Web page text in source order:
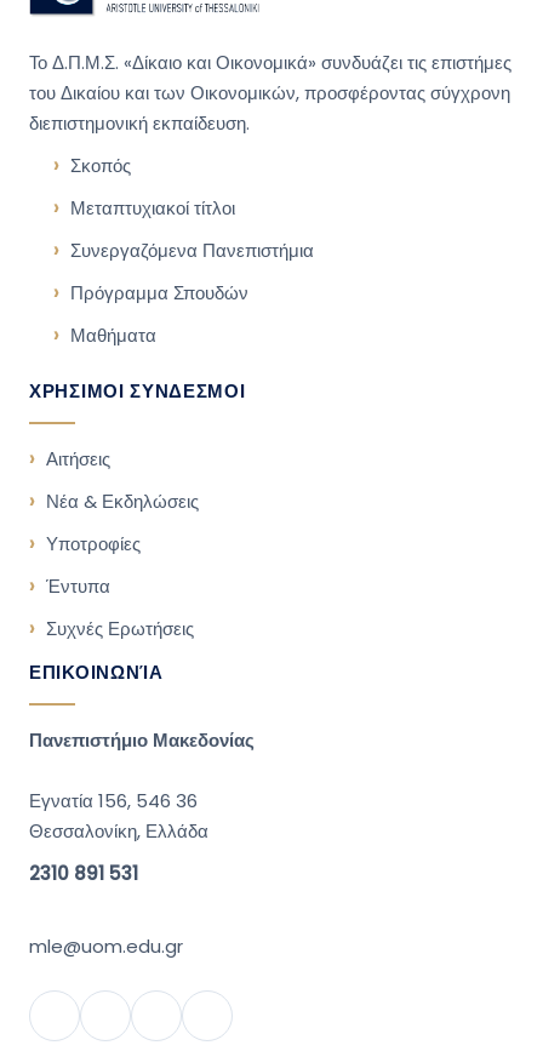
Το Δ.Π.Μ.Σ. «Δίκαιο και Οικονομικά» συνδυάζει τις επιστήμες
του Δικαίου και των Οικονομικών, προσφέροντας σύγχρονη
διεπιστημονική εκπαίδευση.
Σκοπός
Μεταπτυχιακοί τίτλοι
Συνεργαζόμενα Πανεπιστήμια
Πρόγραμμα Σπουδών
Μαθήματα
ΧΡΗΣΙΜΟΙ ΣΥΝΔΕΣΜΟΙ
Αιτήσεις
Νέα & Εκδηλώσεις
Υποτροφίες
Έντυπα
Συχνές Ερωτήσεις
ΕΠΙΚΟΙΝΩΝΊΑ
Πανεπιστήμιο Μακεδονίας
Εγνατία 156, 546 36
Θεσσαλονίκη, Ελλάδα
2310 891 531
mle@uom.edu.gr